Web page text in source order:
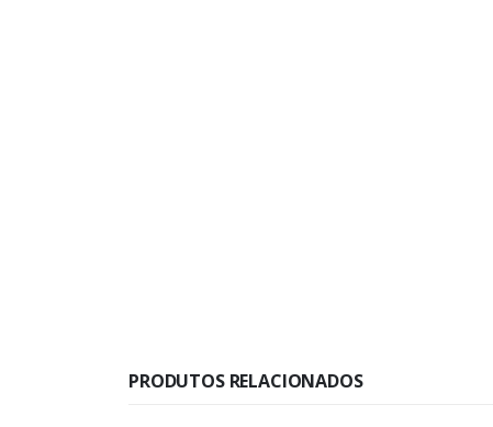
PRODUTOS RELACIONADOS